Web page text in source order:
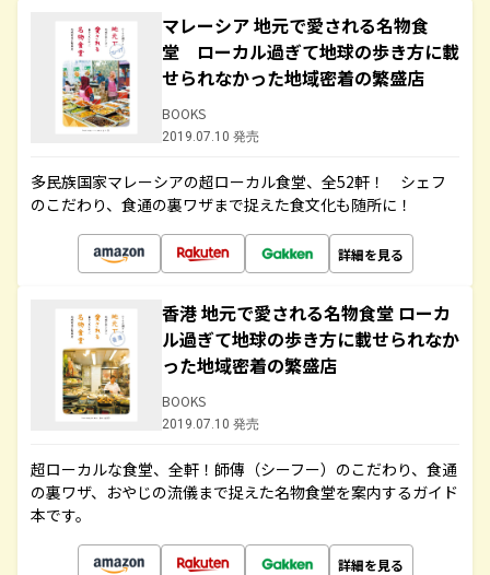
マレーシア 地元で愛される名物食
堂 ローカル過ぎて地球の歩き方に載
せられなかった地域密着の繁盛店
BOOKS
2019.07.10 発売
多民族国家マレーシアの超ローカル食堂、全52軒！ シェフ
のこだわり、食通の裏ワザまで捉えた食文化も随所に！
詳細を見る
香港 地元で愛される名物食堂 ローカ
ル過ぎて地球の歩き方に載せられなか
った地域密着の繁盛店
BOOKS
2019.07.10 発売
超ローカルな食堂、全軒！師傳（シーフー）のこだわり、食通
の裏ワザ、おやじの流儀まで捉えた名物食堂を案内するガイド
本です。
詳細を見る